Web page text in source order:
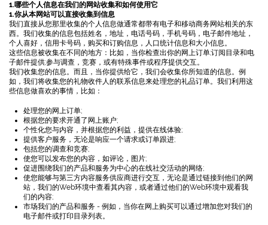
1.哪些个人信息在我们的网站收集和如何使用它
1.你从本网站可以直接收集到信息
我们直接从您那里收集的个人信息做通常都带有电子和移动商务网站相关的东
西。我们收集的信息包括姓名，地址，电话号码，手机号码，电子邮件地址，
个人喜好，信用卡号码，购买和订购信息，人口统计信息和大小信息。
这些信息被收集在不同的地方：比如，当你检查出你的网上订单;订阅目录和电
子邮件提供;参与调查，竞赛，或有特殊事件或程序提供交互。
我们收集您的信息。而且，当你提供给它，我们会收集你所知道的信息。例
如，我们将收集您的礼物收件人的联系信息来处理您的礼品订单。我们利用这
些信息做喜欢的事情，比如：
处理您的网上订单;
根据您的要求开通了网上账户;
个性化您与内容，并根据您的利益，提供在线体验;
提供客户服务，无论是响应一个请求或订单跟进;
包括您的调查和竞赛;
使您可以发布您的内容，如评论，图片;
促进围绕我们的产品和服务为中心的在线社交活动的网络;
使您能够与第三方内容服务供应商进行交互，无论是通过链接到他们的网
站，我们的Web环境中查看其内容，或者通过他们的Web环境中观看我
们的内容;
市场我们的产品和服务 - 例如，当你在网上购买可以通过增加您对我们的
电子邮件或打印目录列表。